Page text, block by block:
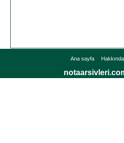
Ana sayfa Hakkında